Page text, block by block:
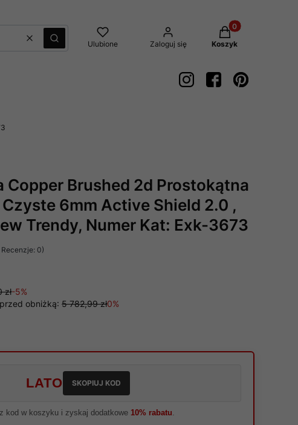
WyczyśćSzukaj Ulubione Zaloguj się
Produkty w
Koszyk
Copper Brushed 2d Prostokątna
6mm Active Shield 2.0 ,
Trendy, Numer Kat: Exk-3673
0)
zł-5%
obniżką: 5 782,99 zł0%
LATO SKOPIUJ KOD
kod w koszyku i zyskaj dodatkowe 10% rabatu.